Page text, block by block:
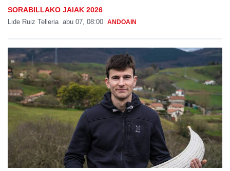
SORABILLAKO JAIAK 2026
Lide Ruiz Telleria abu 07, 08:00 ANDOAIN